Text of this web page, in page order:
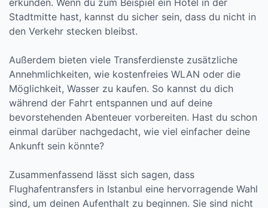
erkunden. Wenn du zum Beispiel ein Hotel in der
Stadtmitte hast, kannst du sicher sein, dass du nicht in
den Verkehr stecken bleibst.
Außerdem bieten viele Transferdienste zusätzliche
Annehmlichkeiten, wie kostenfreies WLAN oder die
Möglichkeit, Wasser zu kaufen. So kannst du dich
während der Fahrt entspannen und auf deine
bevorstehenden Abenteuer vorbereiten. Hast du schon
einmal darüber nachgedacht, wie viel einfacher deine
Ankunft sein könnte?
Zusammenfassend lässt sich sagen, dass
Flughafentransfers in Istanbul eine hervorragende Wahl
sind, um deinen Aufenthalt zu beginnen. Sie sind nicht